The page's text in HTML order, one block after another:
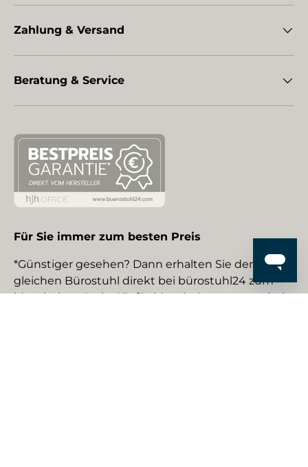
Zahlung & Versand
Beratung & Service
Für Sie immer zum besten Preis
*Günstiger gesehen? Dann erhalten Sie den
gleichen Bürostuhl direkt bei bürostuhl24 zum
identischen Preis. Gilt für identische Neuware bei